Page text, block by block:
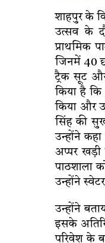
शाहपुर के
उत्सव के
प्राथमिक
जिनमें 40
ट्रैक सूट
किया है कि
किया और
सिंह की
उन्होंने कहा
अप्पर खड़ी
पाठशाला
उन्होंने
उन्होंने
इसके
परिवेश के